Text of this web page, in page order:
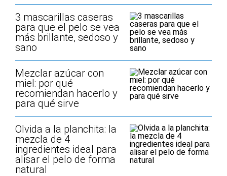
3 mascarillas caseras
para que el pelo se vea
más brillante, sedoso y
sano
Mezclar azúcar con
miel: por qué
recomiendan hacerlo y
para qué sirve
Olvida a la planchita: la
mezcla de 4
ingredientes ideal para
alisar el pelo de forma
natural